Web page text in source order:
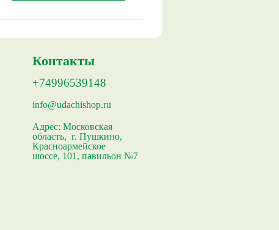
Контакты
+74996539148
info@udachishop.ru
Адрес: Московская
область, г. Пушкино,
Красноармейское
шоссе, 101, павильон №7